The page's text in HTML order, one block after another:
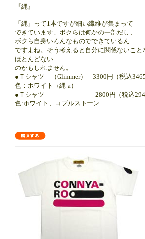
『縄』
「縄」って1本ですが細い繊維が集まって
できています。ボクらは何かの一部だし、
ボクら自身いろんなものでできているん
ですよね。そう考えると自分に関係ないこと
ほとんどない
のかもしれません。
●Ｔシャツ （Glimmer） 3300円（税込
色：ホワイト（縄-a）
●Ｔシャツ 2800円（税込2940
色:ホワイト、コブルストーン